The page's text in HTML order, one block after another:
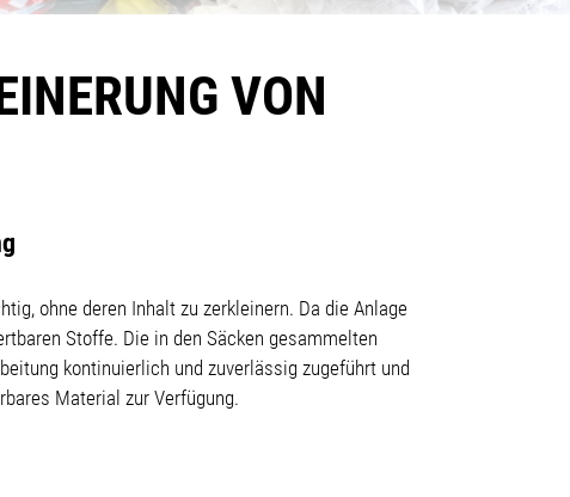
VON A
ohne deren Inhalt zu zerkleinern. Da die Anlage
Stoffe. Die in den Säcken gesammelten
kontinuierlich und zuverlässig zugeführt und
Material zur Verfügung.